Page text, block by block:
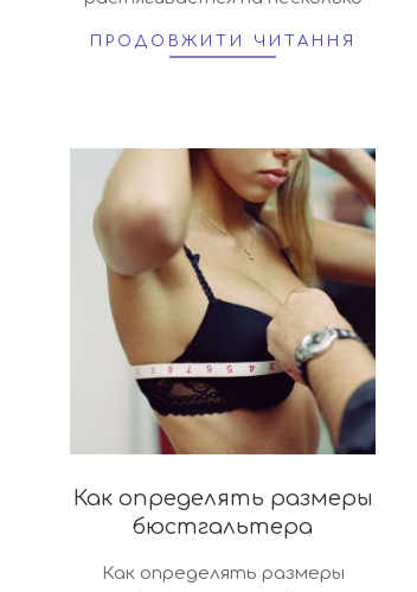
ПРОДОВЖИТИ ЧИТАННЯ
Как определять размеры
бюстгальтера
Как определять размеры